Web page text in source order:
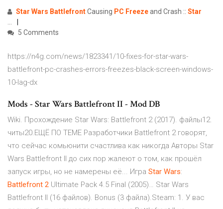
Star Wars BattlefrontCausing PC Freezeand Crash :: Star
...
5 Comments
https://n4g.com/news/1823341/10-fixes-for-star-wars-
battlefront-pc-crashes-errors-freezes-black-screen-windows-
10-lag-dx
Mods - Star Wars Battlefront II - Mod DB
Wiki. Прохождение Star Wars: Battlefront 2 (2017). файлы12.
читы20.ЕЩЁ ПО ТЕМЕ Разработчики Battlefront 2 говорят,
что сейчас комьюнити счастлива как никогда Авторы Star
Wars Battlefront II до сих пор жалеют о том, как прошёл
запуск игры, но не намерены её... Игра Star Wars:
Battlefront 2 Ultimate Pack 4.5 Final (2005)… Star Wars
Battlefront II (16 файлов). Bonus (3 файла).Steam: 1. У вас